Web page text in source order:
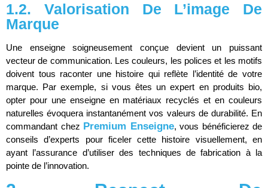
1.2. Valorisation De L’image De
Marque
Une enseigne soigneusement conçue devient un puissant
vecteur de communication. Les couleurs, les polices et les motifs
doivent tous raconter une histoire qui reflète l’identité de votre
marque. Par exemple, si vous êtes un expert en produits bio,
opter pour une enseigne en matériaux recyclés et en couleurs
naturelles évoquera instantanément vos valeurs de durabilité. En
commandant chez Premium Enseigne, vous bénéficierez de
conseils d’experts pour ficeler cette histoire visuellement, en
ayant l’assurance d’utiliser des techniques de fabrication à la
pointe de l’innovation.